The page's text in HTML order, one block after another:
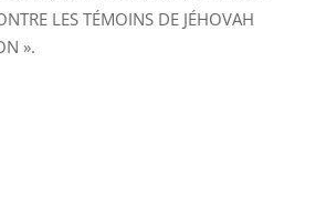
LES TÉMOINS DE JÉHOVAH
».